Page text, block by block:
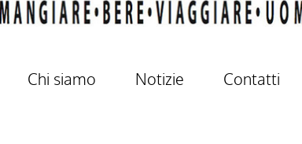
Chi siamo Notizie Contatti